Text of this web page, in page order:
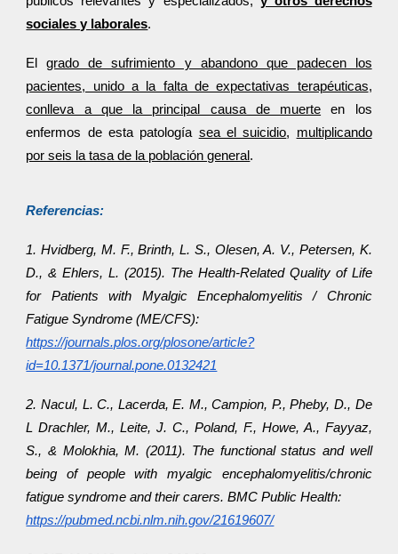
sociales y laborales.
Elgrado de sufrimiento y abandono que padecen los
pacientes, unido a la falta de expectativas terapéuticas,
conlleva a que la principal causa de muerte en los
enfermos de esta patología sea el suicidio, multiplicando
por seis la tasa de la población general .
Referencias:
1. Hvidberg, M. F., Brinth, L. S., Olesen, A. V., Petersen, K.
D., & Ehlers, L. (2015). The Health-Related Quality of Life
for Patients with Myalgic Encephalomyelitis / Chronic
Fatigue Syndrome (ME/CFS):
https://journals.plos.org/plosone/article?
id=10.1371/journal.pone.0132421
2. Nacul, L. C., Lacerda, E. M., Campion, P., Pheby, D., De
L Drachler, M., Leite, J. C., Poland, F., Howe, A., Fayyaz,
S., & Molokhia, M. (2011). The functional status and well
being of people with myalgic encephalomyelitis/chronic
fatigue syndrome and their carers. BMC Public Health:
https://pubmed.ncbi.nlm.nih.gov/21619607/